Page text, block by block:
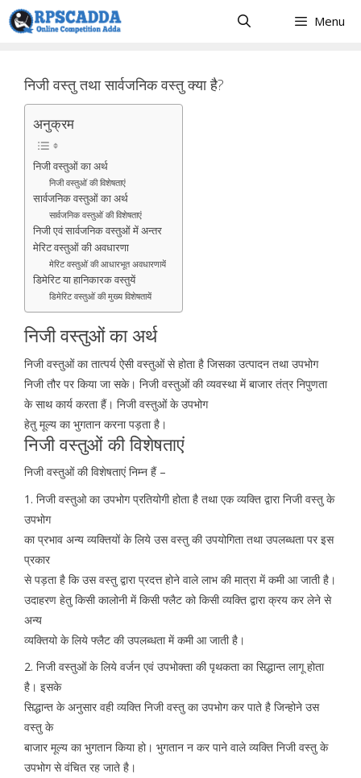
Skip
to
Menu
निजी वस्तु तथा सार्वजनिक वस्तु क्या है?
अनुक्रम
निजी वस्तुओं का अर्थ
निजी वस्तुओं की विशेषताएं
सार्वजनिक वस्तुओं का अर्थ
सार्वजनिक वस्तुओं की विशेषताएं
निजी एवं सार्वजनिक वस्तुओं में अन्तर
मेरिट वस्तुओं की अवधारणा
मेरिट वस्तुओं की आधारभूत अवधारणायें
डिमेरिट या हानिकारक वस्तुयें
डिमेरिट वस्तुओं की मुख्य विशेषतायें
निजी वस्तुओं का अर्थ
निजी वस्तुओं का तात्पर्य ऐसी वस्तुओं से होता है जिसका उत्पादन तथा उपभोग
निजी तौर पर किया जा सके। निजी वस्तुओं की व्यवस्था में बाजार तंत्र निपुणता
के साथ कार्य करता हैं। निजी वस्तुओं के उपभोग
हेतु मूल्य का भुगतान करना पड़ता है।
निजी वस्तुओं की विशेषताएं
निजी वस्तुओं की विशेषताएं निम्न हैं –
1. निजी वस्तुओ का उपभोग प्रतियोगी होता है तथा एक व्यक्ति द्वारा निजी वस्तु के
उपभोग
का प्रभाव अन्य व्यक्तियों के लिये उस वस्तु की उपयोगिता तथा उपलब्धता पर इस
प्रकार
से पड़ता है कि उस वस्तु द्वारा प्रदत्त होने वाले लाभ की मात्रा में कमी आ जाती है।
उदाहरण हेतु किसी कालोनी में किसी फ्लैट को किसी व्यक्ति द्वारा क्रय कर लेने से
अन्य
व्यक्तियो के लिये फ्लैट की उपलब्धता में कमी आ जाती है।
2. निजी वस्तुओं के लिये वर्जन एवं उपभोक्ता की पृथकता का सिद्धान्त लागू होता
है। इसके
सिद्धान्त के अनुसार वही व्यक्ति निजी वस्तु का उपभोग कर पाते है जिन्होने उस
वस्तु के
बाजार मूल्य का भुगतान किया हो। भुगतान न कर पाने वाले व्यक्ति निजी वस्तु के
उपभोग से वंचित रह जाते है।